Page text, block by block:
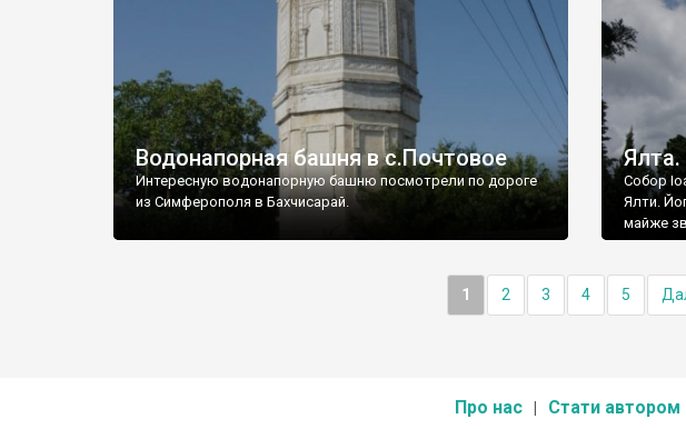
Водонапорная башня в с.Почтовое
Интересную водонапорную башню посмотрели по дороге
из Симферополя в Бахчисарай.
Ялта.
Собор
Ялти.
майже
1 2 3 4 5
Про нас Стати автором